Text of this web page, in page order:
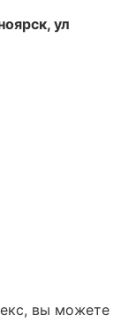
ул
вы можете